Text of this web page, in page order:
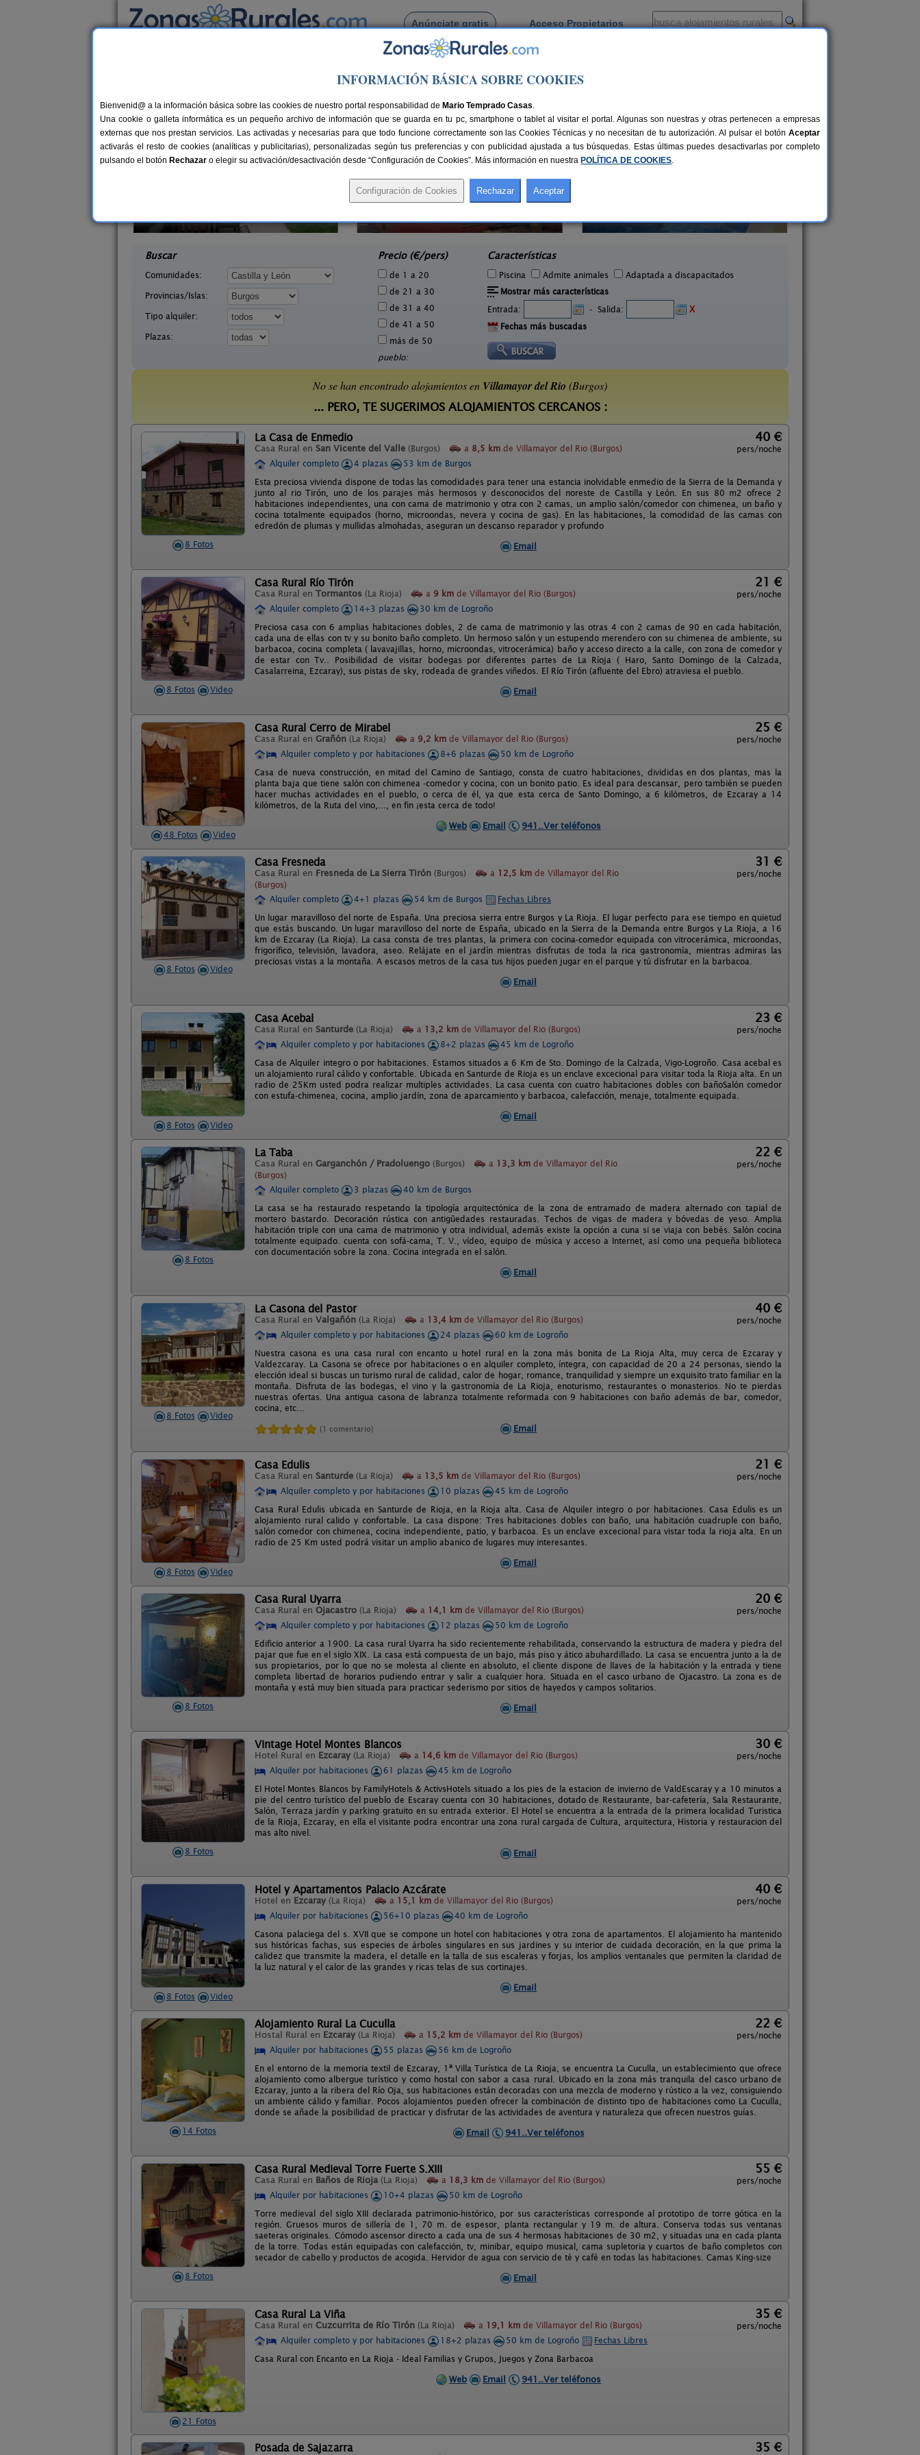
Anúnciate gratis Acceso Propietarios
Busca por pueblo
> Villamayor del Rio
Casas Rurales cerca de Villamayor del Rio
47 €
La Morera de Agustina
Buscar
Comunidades:
Provincias/Islas:
Tipo alquiler:
Plazas:
Precio (€/pers)
de 1 a 20
de 21 a 30
de 31 a 40
de 41 a 50
más de 50
pueblo:
Características
Piscina Admite animales
Adaptada a discapacitados
Mostrar más características
Entrada:
- Salida:
X
Fechas más buscadas
No se han encontrado alojamientos en Villamayor del Rio (Burgos)
... PERO, TE SUGERIMOS ALOJAMIENTOS CERCANOS :
8 Fotos
La Casa de Enmedio
Casa Rural en San Vicente del Valle (Burgos) a 8,5 km de Villamayor del Rio (Burgos)
40 €
pers/noche
Alquiler completo
4 plazas
53 km de Burgos
Esta preciosa vivienda dispone de todas las comodidades para tener una estancia inolvidable enmedio de la Sierra de la Demanda y
junto al rio Tirón, uno de los parajes más hermosos y desconocidos del noreste de Castilla y León. En sus 80 m2 ofrece 2
habitaciones independientes, una con cama de matrimonio y otra con 2 camas, un amplio salón/comedor con chimenea, un baño y
cocina totalmente equipados (horno, microondas, nevera y cocina de gas). En las habitaciones, la comodidad de las camas con
edredón de plumas y mullidas almohadas, aseguran un descanso reparador y profundo
Email
8 Fotos Video
Casa Rural Río Tirón
Casa Rural en Tormantos (La Rioja) a 9 km de Villamayor del Rio (Burgos)
21 €
pers/noche
Alquiler completo
14+3 plazas
30 km de Logroño
Preciosa casa con 6 amplias habitaciones dobles, 2 de cama de matrimonio y las otras 4 con 2 camas de 90 en cada habitación,
cada una de ellas con tv y su bonito baño completo. Un hermoso salón y un estupendo merendero con su chimenea de ambiente, su
barbacoa, cocina completa ( lavavajillas, horno, microondas, vitrocerámica) baño y acceso directo a la calle, con zona de comedor y
de estar con Tv.. Posibilidad de visitar bodegas por diferentes partes de La Ríoja ( Haro, Santo Domingo de la Calzada,
Casalarreina, Ezcaray), sus pistas de sky, rodeada de grandes viñedos. El Río Tirón (afluente del Ebro) atraviesa el pueblo.
Email
48 Fotos Video
Casa Rural Cerro de Mirabel
Casa Rural en Grañón (La Rioja) a 9,2 km de Villamayor del Rio (Burgos)
25 €
pers/noche
Alquiler completo y por habitaciones
8+6 plazas
50 km de Logroño
Casa de nueva construcción, en mitad del Camino de Santiago, consta de cuatro habitaciones, divididas en dos plantas, mas la
planta baja que tiene salón con chimenea -comedor y cocina, con un bonito patio. Es ideal para descansar, pero también se pueden
hacer muchas actividades en el pueblo, o cerca de él, ya que esta cerca de Santo Domingo, a 6 kilómetros, de Ezcaray a 14
kilómetros, de la Ruta del vino,..., en fin ¡esta cerca de todo!
Web
Email 941..Ver teléfonos
8 Fotos Video
Casa Fresneda
Casa Rural en Fresneda de La Sierra Tirón (Burgos) a 12,5 km de Villamayor del Rio
(Burgos)
31 €
pers/noche
Alquiler completo 4+1 plazas 54 km de Burgos
Fechas Libres
Un lugar maravilloso del norte de España. Una preciosa sierra entre Burgos y La Rioja. El lugar perfecto para ese tiempo en quietud
que estás buscando. Un lugar maravilloso del norte de España, ubicado en la Sierra de la Demanda entre Burgos y La Rioja, a 16
km de Ezcaray (La Rioja). La casa consta de tres plantas, la primera con cocina-comedor equipada con vitrocerámica, microondas,
frigorífico, televisión, lavadora, aseo. Relájate en el jardín mientras disfrutas de toda la rica gastronomía, mientras admiras las
preciosas vistas a la montaña. A escasos metros de la casa tus hijos pueden jugar en el parque y tú disfrutar en la barbacoa.
Email
8 Fotos Video
Casa Acebal
Casa Rural en Santurde (La Rioja) a 13,2 km de Villamayor del Rio (Burgos)
23 €
pers/noche
Alquiler completo y por habitaciones
8+2 plazas
45 km de Logroño
Casa de Alquiler integro o por habitaciones. Estamos situados a 6 Km de Sto. Domingo de la Calzada, Vigo-Logroño. Casa acebal es
un alojamiento rural cálido y confortable. Ubicada en Santurde de Rioja es un enclave excecional para visitar toda la Rioja alta. En un
radio de 25Km usted podra realizar multiples actividades. La casa cuenta con cuatro habitaciones dobles con bañoSalón comedor
con estufa-chimenea, cocina, amplio jardín, zona de aparcamiento y barbacoa, calefacción, menaje, totalmente equipada.
Email
8 Fotos
La Taba
Casa Rural en Garganchón / Pradoluengo (Burgos) a 13,3 km de Villamayor del Rio
(Burgos)
22 €
pers/noche
Alquiler completo 3 plazas
40 km de Burgos
La casa se ha restaurado respetando la tipología arquitectónica de la zona de entramado de madera alternado con tapial de
mortero bastardo. Decoración rústica con antigüedades restauradas. Techos de vigas de madera y bóvedas de yeso. Amplia
habitación triple con una cama de matrimonio y otra individual, además existe la opción a cuna si se viaja con bebés. Salón cocina
totalmente equipado. cuenta con sofá-cama, T. V., vídeo, equipo de música y acceso a Internet, así como una pequeña biblioteca
con documentación sobre la zona. Cocina integrada en el salón.
Email
8 Fotos Video
La Casona del Pastor
Casa Rural en Valgañón (La Rioja) a 13,4 km de Villamayor del Rio (Burgos)
40 €
pers/noche
Alquiler completo y por habitaciones
24 plazas
60 km de Logroño
Nuestra casona es una casa rural con encanto u hotel rural en la zona más bonita de La Rioja Alta, muy cerca de Ezcaray y
Valdezcaray. La Casona se ofrece por habitaciones o en alquiler completo, íntegra, con capacidad de 20 a 24 personas, siendo la
elección ideal si buscas un turismo rural de calidad, calor de hogar, romance, tranquilidad y siempre un exquisito trato familiar en la
montaña. Disfruta de las bodegas, el vino y la gastronomía de La Rioja, enoturismo, restaurantes o monasterios. No te pierdas
nuestras ofertas. Una antigua casona de labranza totalmente reformada con 9 habitaciones con baño además de bar, comedor,
cocina, etc...
(1 comentario) Email
8 Fotos Video
Casa Edulis
Casa Rural en Santurde (La Rioja) a 13,5 km de Villamayor del Rio (Burgos)
21 €
pers/noche
Alquiler completo y por habitaciones
10 plazas
45 km de Logroño
Casa Rural Edulis ubicada en Santurde de Rioja, en la Rioja alta. Casa de Alquiler integro o por habitaciones. Casa Edulis es un
alojamiento rural calido y confortable. La casa dispone: Tres habitaciones dobles con baño, una habitación cuadruple con baño,
salón comedor con chimenea, cocina independiente, patio, y barbacoa. Es un enclave excecional para vistar toda la rioja alta. En un
radio de 25 Km usted podrá visitar un amplio abanico de lugares muy interesantes.
Email
8 Fotos
Casa Rural Uyarra
Casa Rural en Ojacastro (La Rioja) a 14,1 km de Villamayor del Rio (Burgos)
20 €
pers/noche
Alquiler completo y por habitaciones
12 plazas
50 km de Logroño
Edificio anterior a 1900. La casa rural Uyarra ha sido recientemente rehabilitada, conservando la estructura de madera y piedra del
pajar que fue en el siglo XIX. La casa está compuesta de un bajo, más piso y ático abuhardillado. La casa se encuentra junto a la de
sus propietarios, por lo que no se molesta al cliente en absoluto, el cliente dispone de llaves de la habitación y la entrada y tiene
completa libertad de horarios pudiendo entrar y salir a cualquier hora. Situada en el casco urbano de Ojacastro. La zona es de
montaña y está muy bien situada para practicar sederismo por sitios de hayedos y campos solitarios.
Email
8 Fotos
Vintage Hotel Montes Blancos
Hotel Rural en Ezcaray (La Rioja) a 14,6 km de Villamayor del Rio (Burgos)
30 €
pers/noche
Alquiler por habitaciones
61 plazas
45 km de Logroño
El Hotel Montes Blancos by FamilyHotels & ActivsHotels situado a los pies de la estacion de invierno de ValdEscaray y a 10 minutos a
pie del centro turístico del pueblo de Escaray cuenta con 30 habitaciones, dotado de Restaurante, bar-cafetería, Sala Restaurante,
Salón, Terraza jardín y parking gratuito en su entrada exterior. El Hotel se encuentra a la entrada de la primera localidad Turistica
de la Rioja, Ezcaray, en ella el visitante podra encontrar una zona rural cargada de Cultura, arquitectura, Historia y restauracion del
mas alto nivel.
Email
8 Fotos Video
Hotel y Apartamentos Palacio Azcárate
Hotel en Ezcaray (La Rioja) a 15,1 km de Villamayor del Rio (Burgos)
40 €
pers/noche
Alquiler por habitaciones
56+10 plazas
40 km de Logroño
Casona palaciega del s. XVII que se compone un hotel con habitaciones y otra zona de apartamentos. El alojamiento ha mantenido
sus históricas fachas, sus especies de árboles singulares en sus jardines y su interior de cuidada decoración, en la que prima la
calidez que transmite la madera, el detalle en la talla de sus escaleras y forjas, los amplios ventanales que permiten la claridad de
la luz natural y el calor de las grandes y ricas telas de sus cortinajes.
Email
14 Fotos
Alojamiento Rural La Cuculla
Hostal Rural en Ezcaray (La Rioja) a 15,2 km de Villamayor del Rio (Burgos)
22 €
pers/noche
Alquiler por habitaciones
55 plazas
56 km de Logroño
En el entorno de la memoria textil de Ezcaray, 1ª Villa Turística de La Rioja, se encuentra La Cuculla, un establecimiento que ofrece
alojamiento como albergue turístico y como hostal con sabor a casa rural. Ubicado en la zona más tranquila del casco urbano de
Ezcaray, junto a la ribera del Río Oja, sus habitaciones están decoradas con una mezcla de moderno y rústico a la vez, consiguiendo
un ambiente cálido y familiar. Pocos alojamientos pueden ofrecer la combinación de distinto tipo de habitaciones como La Cuculla,
donde se añade la posibilidad de practicar y disfrutar de las actividades de aventura y naturaleza que ofrecen nuestros guías.
Email
941..Ver teléfonos
8 Fotos
Casa Rural Medieval Torre Fuerte S.XIII
Casa Rural en Baños de Rioja (La Rioja) a 18,3 km de Villamayor del Rio (Burgos)
55 €
pers/noche
Alquiler por habitaciones
10+4 plazas
50 km de Logroño
Torre medieval del siglo XIII declarada patrimonio-histórico, por sus características corresponde al prototipo de torre gótica en la
región. Gruesos muros de sillería de 1, 70 m. de espesor, planta rectangular y 19 m. de altura. Conserva todas sus ventanas
saeteras originales. Cómodo ascensor directo a cada una de sus 4 hermosas habitaciones de 30 m2, y situadas una en cada planta
de la torre. Todas están equipadas con calefacción, tv, minibar, equipo musical, cama supletoria y cuartos de baño completos con
secador de cabello y productos de acogida. Hervidor de agua con servicio de té y café en todas las habitaciones. Camas King-size
Email
21 Fotos
Casa Rural La Viña
Casa Rural en Cuzcurrita de Río Tirón (La Rioja) a 19,1 km de Villamayor del Rio (Burgos)
35 €
pers/noche
Alquiler completo y por habitaciones
18+2 plazas 50 km de Logroño
Fechas Libres
Casa Rural con Encanto en La Rioja - Ideal Familias y Grupos, Juegos y Zona Barbacoa
Web
Email 941..Ver teléfonos
Posada de Sajazarra 35 €
INFORMACIÓN BÁSICA SOBRE COOKIES
Bienvenid@ a la información básica sobre las cookies de nuestro portal responsabilidad de Mario Temprado Casas.
Una cookie o galleta informática es un pequeño archivo de información que se guarda en tu pc, smartphone o tablet al visitar el portal. Algunas son nuestras y otras pertenecen a empresas
externas que nos prestan servicios. Las activadas y necesarias para que todo funcione correctamente son las Cookies Técnicas y no necesitan de tu autorización. Al pulsar el botón Aceptar
activarás el resto de cookies (analíticas y publicitarias), personalizadas según tus preferencias y con publicidad ajustada a tus búsquedas. Estas últimas puedes desactivarlas por completo
pulsando el botón Rechazar o elegir su activación/desactivación desde “Configuración de Cookies”. Más información en nuestra POLÍTICA DE COOKIES.